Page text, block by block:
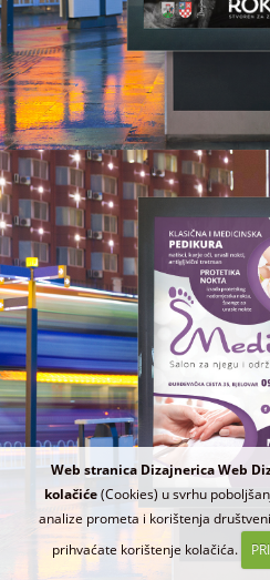
Web stranica Dizajnerica Web
kolačiće(Cookies) u svrhu
analize prometa i korištenja
prihvaćate korištenje kolačića.